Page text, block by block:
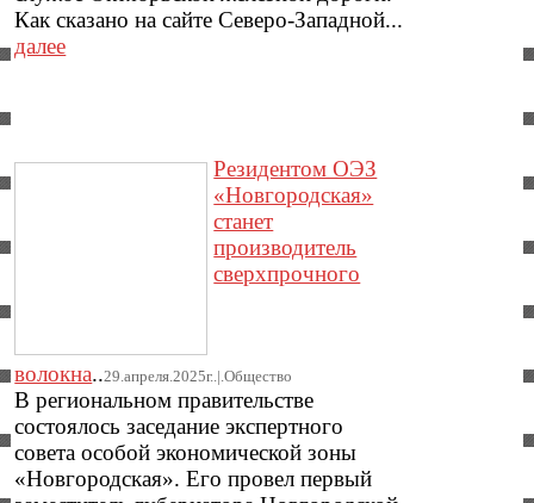
Как сказано на сайте Северо-Западной...
далее
Резидентом ОЭЗ
«Новгородская»
станет
производитель
сверхпрочного
волокна..29.апреля.2025г..|.Общество
В региональном правительстве
состоялось заседание экспертного
совета особой экономической зоны
«Новгородская». Его провел первый